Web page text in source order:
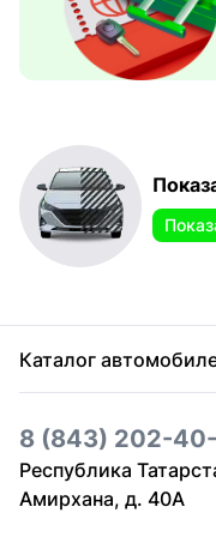
Каталог
8 (843) 202-
Республика
Амирхана, д. 40А